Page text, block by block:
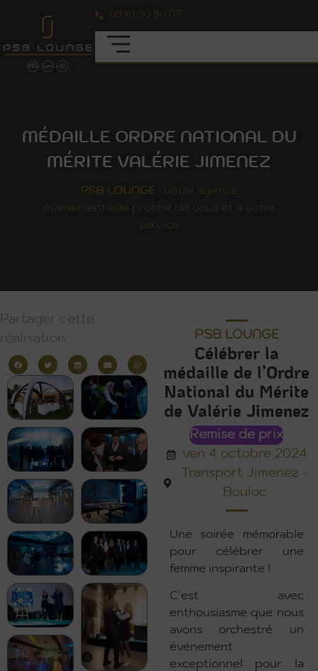
05 61 50 80 07
MÉDAILLE ORDRE NATIONAL DU
MÉRITE VALÉRIE JIMENEZ
PSB LOUNGE , votre agence
évènementielle proche de vous et à votre
service
Partager cette
réalisation
PSB LOUNGE
Célébrer la
médaille de l’Ordre
National du Mérite
de Valérie Jimenez
Remise de prix
ven 4 octobre 2024
Transport Jimenez -
Bouloc
Une soirée mémorable
pour célébrer une
femme inspirante !
C’est avec
enthousiasme que nous
avons orchestré un
événement
exceptionnel pour la